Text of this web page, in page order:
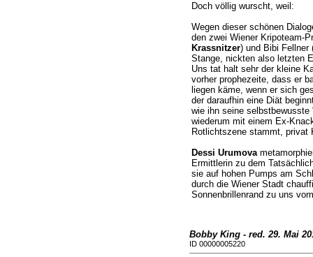
Doch völlig wurscht, weil:
Wegen dieser schönen
den zwei Wiener Kripoteam-
Krassnitzer) und Bibi Fellner
Stange, nickten also letzten
Uns tat halt sehr der kleine
vorher prophezeite, dass er
liegen käme, wenn er sich
der daraufhin eine Diät
wie ihn seine
wiederum mit einem Ex-
Rotlichtszene stammt, privat
Dessi Urumova
Ermittlerin zu dem
sie auf hohen Pumps am
durch die Wiener Stadt
Sonnenbrillenrand zu uns
Bobby King - red. 29. Mai
ID 00000005220